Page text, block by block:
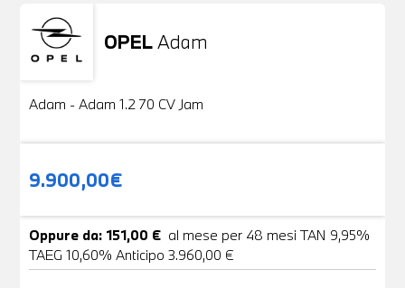
OPELAdam
Usato
Adam - Adam 1.2 70 CV Jam
9.900,00€
Oppure da: 151,00 € al mese per 48 mesi TAN 9,95%
TAEG 10,60% Anticipo 3.960,00 €